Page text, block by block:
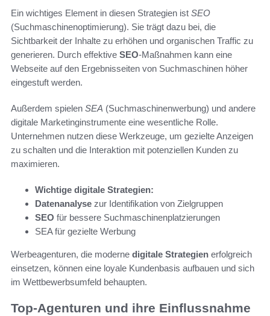
Ein wichtiges Element in diesen Strategien ist SEO
(Suchmaschinenoptimierung). Sie trägt dazu bei, die
Sichtbarkeit der Inhalte zu erhöhen und organischen Traffic zu
generieren. Durch effektive SEO-Maßnahmen kann eine
Webseite auf den Ergebnisseiten von Suchmaschinen höher
eingestuft werden.
Außerdem spielen SEA (Suchmaschinenwerbung) und andere
digitale Marketinginstrumente eine wesentliche Rolle.
Unternehmen nutzen diese Werkzeuge, um gezielte Anzeigen
zu schalten und die Interaktion mit potenziellen Kunden zu
maximieren.
Wichtige digitale Strategien:
Datenanalyse zur Identifikation von Zielgruppen
SEO für bessere Suchmaschinenplatzierungen
SEA für gezielte Werbung
Werbeagenturen, die moderne digitale Strategien erfolgreich
einsetzen, können eine loyale Kundenbasis aufbauen und sich
im Wettbewerbsumfeld behaupten.
Top-Agenturen und ihre Einflussnahme